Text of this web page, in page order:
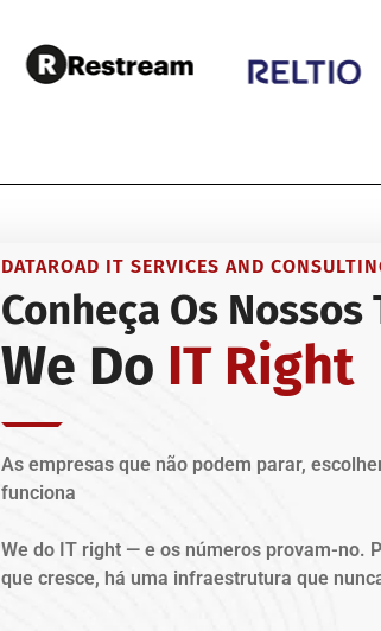
DATAROAD IT SERVICES AND
Conheça Os
We Do IT Right
As empresas que não podem parar,
funciona
We do IT right — e os números provam-no.
que cresce, há uma infraestrutura que